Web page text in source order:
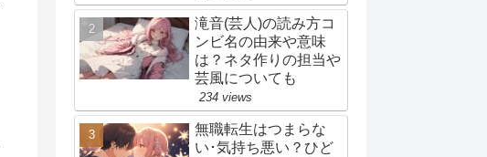
滝音(芸人)の読み方コ
ンビ名の由来や意味
は？ネタ作りの担当や
芸風についても
234 views
無職転生はつまらな
い･気持ち悪い？ひど